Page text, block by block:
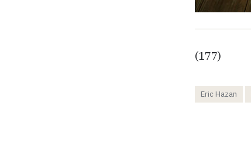
(177)
Eric Hazan